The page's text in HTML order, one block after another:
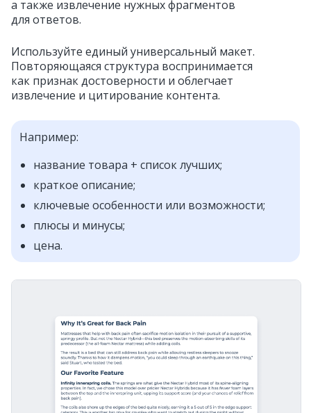
а также извлечение нужных фрагментов
для ответов.
Используйте единый универсальный макет.
Повторяющаяся структура воспринимается
как признак достоверности и облегчает
извлечение и цитирование контента.
Например:
название товара + список лучших;
краткое описание;
ключевые особенности или возможности;
плюсы и минусы;
цена.